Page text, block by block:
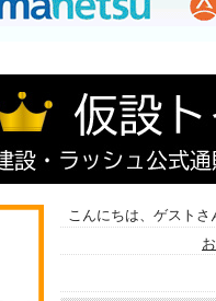
こんにちは、ゲストさ